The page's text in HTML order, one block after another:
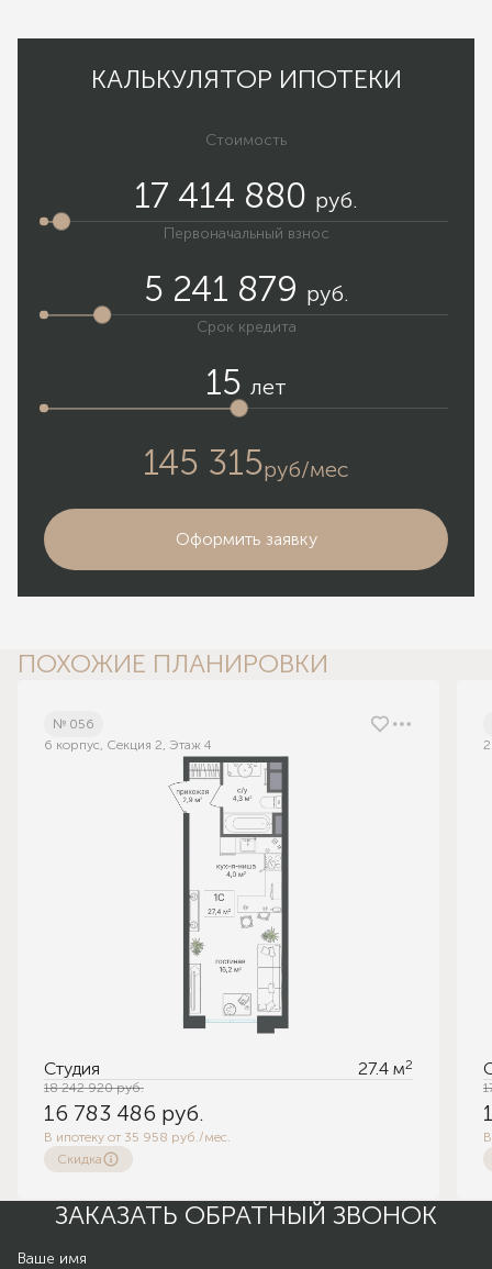
КАЛЬКУЛЯТОР ИПОТЕКИ
Стоимость
17 414 880 руб.
Первоначальный взнос
5 241 879 руб.
Срок кредита
15 лет
145 315руб/мес
Оформить заявку
ПОХОЖИЕ ПЛАНИРОВКИ
№ 056
6 корпус, Секция 2, Этаж 4
Студия 27.4 м2
18 242 920руб.
16 783 486 руб.
В ипотеку от 35 958 руб./мес.
Скидка
ЗАКАЗАТЬ ОБРАТНЫЙ ЗВОНОК
Ваше имя